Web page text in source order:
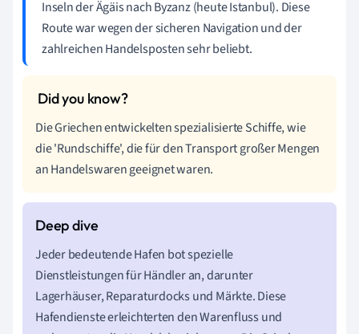
Inseln der Ägäis nach Byzanz (heute Istanbul). Diese
Route war wegen der sicheren Navigation und der
zahlreichen Handelsposten sehr beliebt.
Die Griechen entwickelten spezialisierte Schiffe, wie
die 'Rundschiffe', die für den Transport großer Mengen
an Handelswaren geeignet waren.
Jeder bedeutende Hafen bot spezielle
Dienstleistungen für Händler an, darunter
Lagerhäuser, Reparaturdocks und Märkte. Diese
Hafendienste erleichterten den Warenfluss und